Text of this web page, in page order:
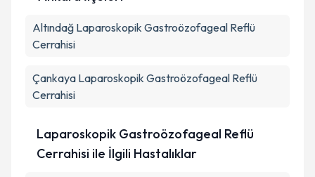
Metni'ni okudum ve kişisel verilerimin belirtilen
kapsamda işlenmesini kabul ediyorum.
Takvim Talebini Gönder
Altındağ Laparoskopik Gastroözofageal Reflü
Cerrahisi
Çankaya Laparoskopik Gastroözofageal Reflü
Cerrahisi
Laparoskopik Gastroözofageal Reflü
Cerrahisi ile İlgili Hastalıklar